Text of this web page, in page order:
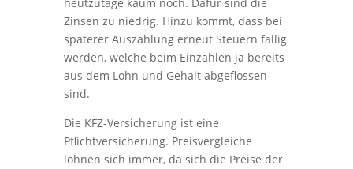
heutzutage kaum noch. Dafür sind die
Zinsen zu niedrig. Hinzu kommt, dass bei
späterer Auszahlung erneut Steuern fällig
werden, welche beim Einzahlen ja bereits
aus dem Lohn und Gehalt abgeflossen
sind.
Die KFZ-Versicherung ist eine
Pflichtversicherung. Preisvergleiche
lohnen sich immer, da sich die Preise der